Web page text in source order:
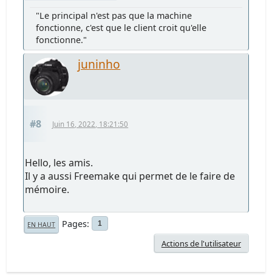
"Le principal n'est pas que la machine
fonctionne, c'est que le client croit qu'elle
fonctionne."
juninho
#8 Juin 16, 2022, 18:21:50
Hello, les amis.
Il y a aussi Freemake qui permet de le faire de
mémoire.
EN HAUT Pages 1
Actions de l'utilisateur